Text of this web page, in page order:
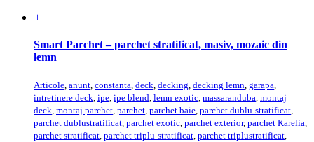
+
Smart Parchet – parchet stratificat, masiv, mozaic din
lemn
Articole, anunt, constanta, deck, decking, decking lemn, garapa,
intretinere deck, ipe, ipe blend, lemn exotic, massaranduba, montaj
deck, montaj parchet, parchet, parchet baie, parchet dublu-stratificat,
parchet dublustratificat, parchet exotic, parchet exterior, parchet Karelia,
parchet stratificat, parchet triplu-stratificat, parchet triplustratificat,